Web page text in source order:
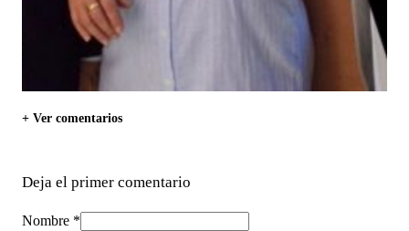
+ Ver comentarios
Deja el primer comentario
Nombre *